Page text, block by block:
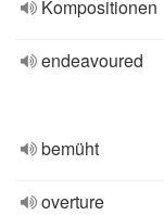
Kompositionen
endeavoured
bemüht
overture